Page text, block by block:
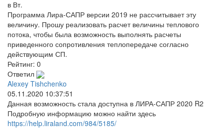
в Вт.
Программа Лира-САПР версии 2019 не рассчитывает эту
величину. Прошу реализовать расчет величины теплового
потока, чтобы была возможность выполнять расчеты
приведенного сопротивления теплопередаче согласно
действующим СП.
Рейтинг: 0
Ответил
Alexey Tishchenko
05.11.2020 10:37:51
Данная возможность стала доступна в ЛИРА-САПР 2020 R2
Подробную информацию можно найти здесь
https://help.liraland.com/984/5185/